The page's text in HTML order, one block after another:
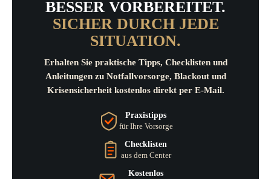
BESSER VORBEREITET.
SICHER DURCH JEDE
SITUATION.
Erhalten Sie praktische Tipps, Checklisten und
Anleitungen zu Notfallvorsorge, Blackout und
Krisensicherheit kostenlos direkt per E-Mail.
Praxistipps
für Ihre Vorsorge
Checklisten
aus dem Center
Kostenlos